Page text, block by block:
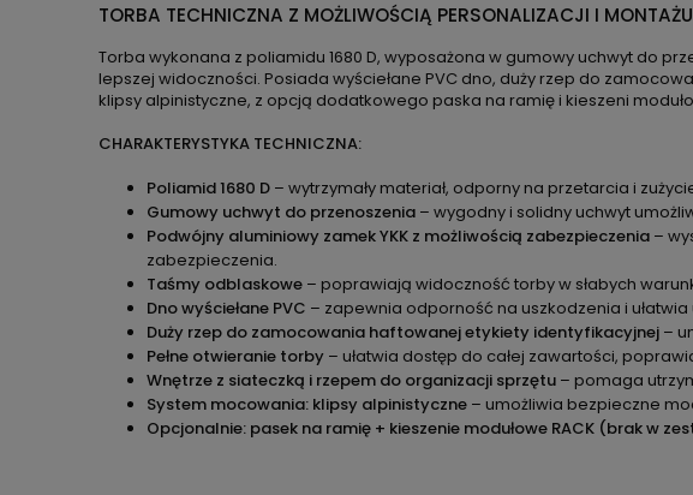
TORBA TECHNICZNA Z MOŻLIWOŚCIĄ PERSONALIZACJI I
Torba wykonana z poliamidu 1680 D, wyposażona w gumowy uchwyt do
lepszej widoczności. Posiada wyściełane PVC dno, duży rzep do
klipsy alpinistyczne, z opcją dodatkowego paska na ramię i kieszeni
CHARAKTERYSTYKA TECHNICZNA:
Poliamid 1680 D – wytrzymały materiał, odporny na przetarcia i
Gumowy uchwyt do przenoszenia – wygodny i solidny uchwyt
Podwójny aluminiowy zamek YKK z możliwością zabezpieczenia –
zabezpieczenia.
Taśmy odblaskowe – poprawiają widoczność torby w słabych
Dno wyściełane PVC – zapewnia odporność na uszkodzenia i
Duży rzep do zamocowania haftowanej etykiety identyfikacyjnej –
Pełne otwieranie torby – ułatwia dostęp do całej zawartości,
Wnętrze z siateczką i rzepem do organizacji sprzętu – pomaga
System mocowania: klipsy alpinistyczne – umożliwia bezpieczne
Opcjonalnie: pasek na ramię + kieszenie modułowe RACK (brak w